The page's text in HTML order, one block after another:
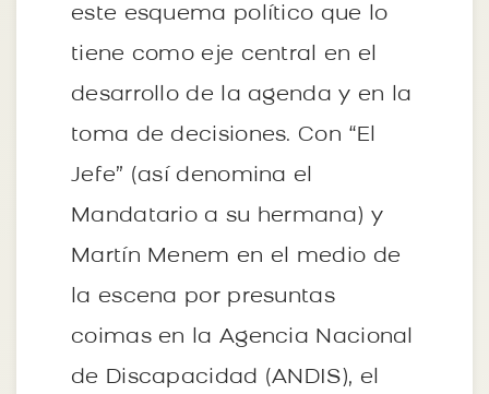
este esquema político que lo
tiene como eje central en el
desarrollo de la agenda y en la
toma de decisiones. Con “El
Jefe” (así denomina el
Mandatario a su hermana) y
Martín Menem en el medio de
la escena por presuntas
coimas en la Agencia Nacional
de Discapacidad (ANDIS), el